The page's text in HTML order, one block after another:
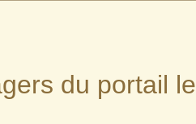
du portail